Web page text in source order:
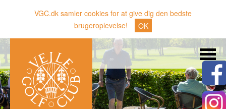
VGC.dk samler cookies for at give dig den bedste
brugeroplevelse!
OK
Nyheder
Klubben